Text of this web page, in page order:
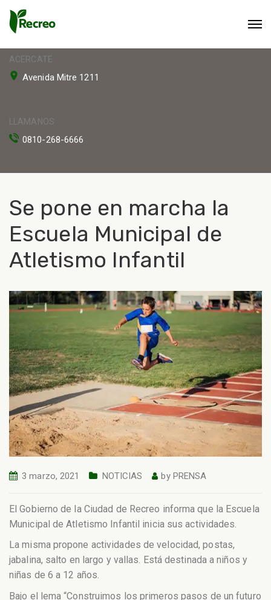
ACERCATE
Avenida Mitre 1211
LLAMANOS
0810-268-6666
Se pone en marcha la
Escuela Municipal de
Atletismo Infantil
3 marzo, 2021 NOTICIAS by PRENSA
El Gobierno de la Ciudad de Recreo informa que la Escuela
Municipal de Atletismo Infantil inicia sus actividades.
La misma propone actividades de velocidad, postas,
jabalina, salto en largo y vallas. Está destinada a niños y
niñas de 6 a 12 años.
Bajo el lema “Construimos los primeros pasos de un futuro